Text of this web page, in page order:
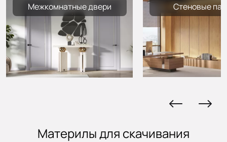
Межкомнатные двери Стеновые
Материлы для скачивания